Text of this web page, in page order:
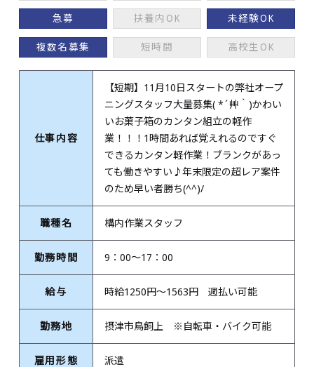
急募 扶養内OK 未経験OK
複数名募集 短時間 高校生OK
仕事内容
【短期】11月10日スタートの弊社オープ
ニングスタッフ大量募集( *´艸｀)かわい
いお菓子箱のカンタン組立の軽作
業！！！1時間あれば覚えれるのですぐ
できるカンタン軽作業！ブランクがあっ
ても働きやすい♪年末限定の超レア案件
のため早い者勝ち(^^)/
職種名 構内作業スタッフ
勤務時間 9：00～17：00
給与 時給1250円～1563円 週払い可能
勤務地 摂津市鳥飼上 ※自転車・バイク可能
雇用形態 派遣